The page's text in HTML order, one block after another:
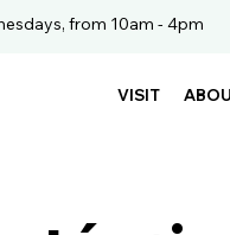
from 10am - 4pm
VISIT